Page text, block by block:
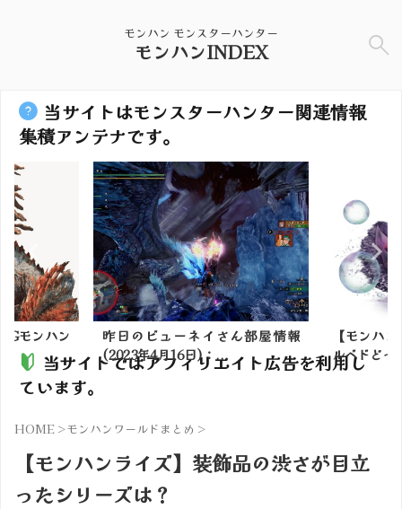
モンハン モンスターハンター
モンハンINDEX
当サイトはモンスターハンター関連情報
集積アンテナです。
モンハン
昨日のビューネイさん部屋情報
(2023年4月16日)：...
【モンハ
ルベドどっ
当サイトではアフィリエイト広告を利用し
ています。
HOME >モンハンワールドまとめ >
【モンハンライズ】装飾品の渋さが目立
ったシリーズは？